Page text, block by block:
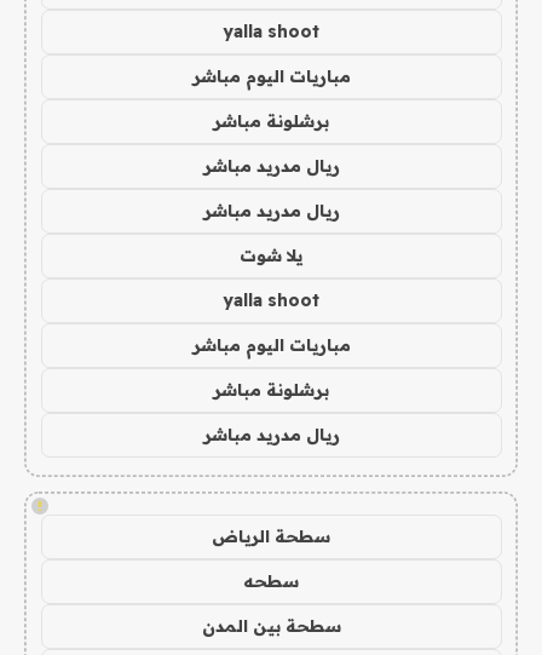
yalla shoot
مباريات اليوم مباشر
برشلونة مباشر
ريال مدريد مباشر
ريال مدريد مباشر
يلا شوت
yalla shoot
مباريات اليوم مباشر
برشلونة مباشر
ريال مدريد مباشر
!
سطحة الرياض
سطحه
سطحة بين المدن